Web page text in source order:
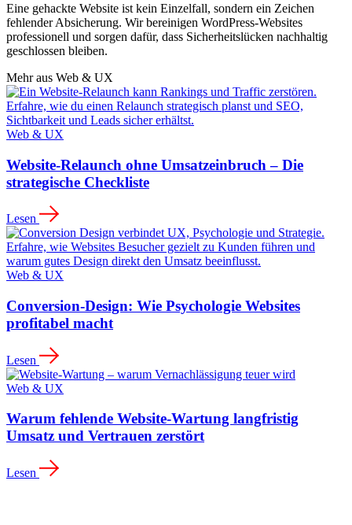
Eine gehackte Website ist kein Einzelfall, sondern ein Zeichen
fehlender Absicherung. Wir bereinigen WordPress-Websites
professionell und sorgen dafür, dass Sicherheitslücken nachhaltig
geschlossen bleiben.
Mehr aus Web & UX
Web & UX
Website-Relaunch ohne Umsatzeinbruch – Die
strategische Checkliste
Lesen
Web & UX
Conversion-Design: Wie Psychologie Websites
profitabel macht
Lesen
Web & UX
Warum fehlende Website-Wartung langfristig
Umsatz und Vertrauen zerstört
Lesen